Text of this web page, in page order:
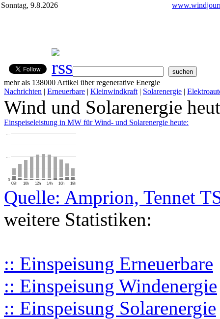
Sonntag, 9.8.2026
mehr als 138000 Artikel über regenerative Energie
Nachrichten | Erneuerbare | Kleinwindkraft | Solarenergie |
Wind und Solarenergie
Einspeiseleistung in MW für Wind- und Solarenergie heute:
08h 10h 12h 14h 16h 18h
0
…
…
Quelle: Amprion, Tennet
weitere Statistiken:
:: Einspeisung Erneuerbare
:: Einspeisung Windenergie
:: Einspeisung Solarenergie